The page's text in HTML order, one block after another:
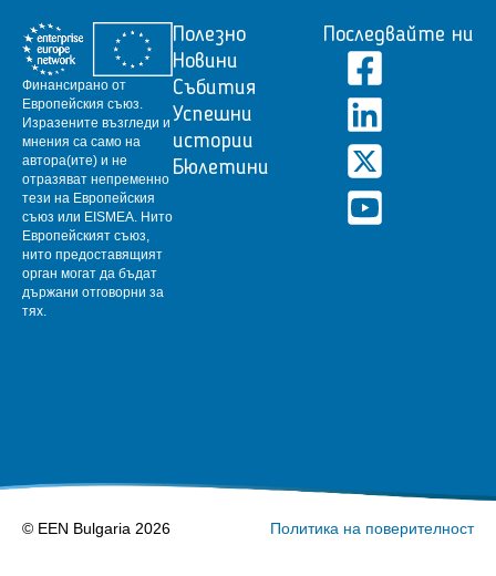
Финансирано от
Европейския съюз.
Изразените възгледи и
мнения са само на
автора(ите) и не
отразяват непременно
тези на Европейския
съюз или EISMEA. Нито
Европейският съюз,
нито предоставящият
орган могат да бъдат
държани отговорни за
тях.
Полезно
Новини
Събития
Успешни
истории
Бюлетини
Последвайте ни
© EEN Bulgaria 2026 Политика на поверителност